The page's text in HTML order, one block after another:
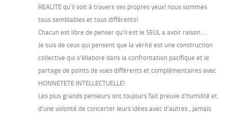
REALITE qu’il voit à travers ses propres yeux! nous sommes
tous semblables et tous différents!
Chacun est libre de penser qu’il est le SEUL a avoir raison …
Je suis de ceux qui pensent que la vérité est une construction
collective qui s’éllabore dans la confrontation pacifique et le
partage de points de vues différents et complémentaires avec
HONNETETE INTELLECTUELLE!
Les plus grands penseurs ont toujours fait preuve d’humilité et
d’une volonté de concerter leurs idées avec d’autres , jamais